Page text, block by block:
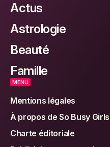
Actus
Astrologie
Beauté
Famille
MENU
Mentions légales
À propos de So Busy Girls
Charte éditoriale